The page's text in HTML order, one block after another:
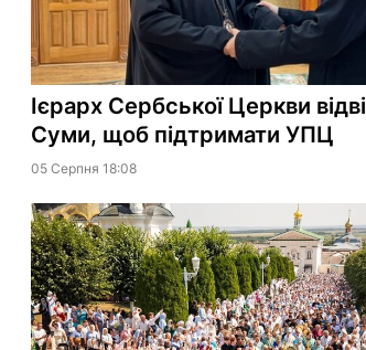
Ієрарх Сербської Церкви
Суми, щоб підтримати УПЦ
05 Серпня 18:08